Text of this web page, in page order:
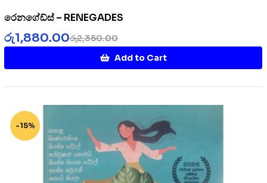
රෙනගේඩ්ස් – RENEGADES
රු2,350.00
රු1,880.00
Add to Cart
-15%